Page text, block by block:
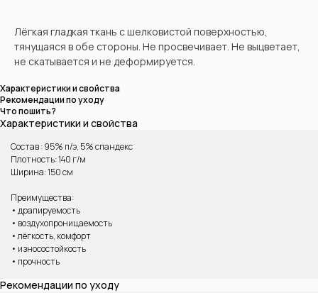
Лёгкая гладкая ткань с шелковистой поверхностью,
тянущаяся в обе стороны. Не просвечивает. Не выцветает,
не скатывается и не деформируется.
Характеристики и свойства
Рекомендации по уходу
Что пошить?
Характеристики и свойства
Состав : 95% п/э, 5% спандекс
Плотность: 140 г/м
Ширина: 150 см
Преимущества:
• драпируемость
• воздухопроницаемость
• лёгкость, комфорт
• износостойкость
• прочность
Рекомендации по уходу
ВАМ МОЖЕТ ПОНРАВИТЬСЯ